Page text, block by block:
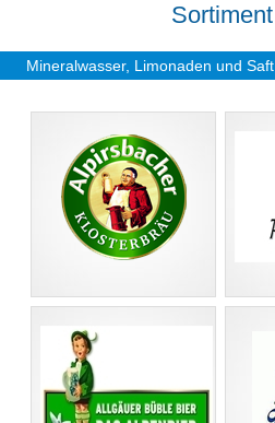
Sortiment
Mineralwasser, Limonaden und Saft